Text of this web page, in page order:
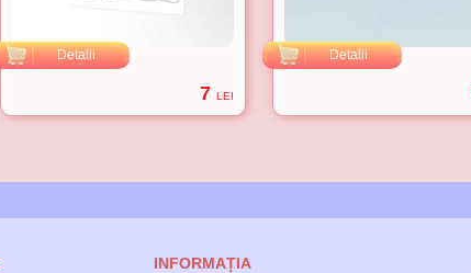
Detalii
7 LEI
Detalii
INFORMAȚIA